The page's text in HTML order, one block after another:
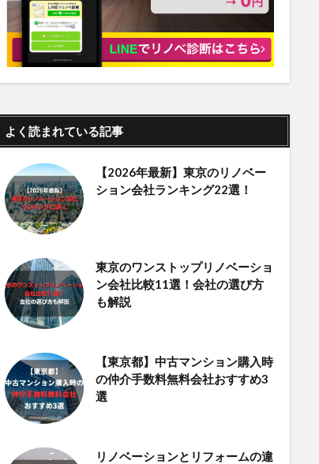
よく読まれている記事
【2026年最新】東京のリノベー
ション会社ランキング22選！
東京のワンストップリノベーショ
ン会社比較11選！会社の選び方
も解説
【東京都】中古マンション購入時
の仲介手数料無料会社おすすめ3
選
リノベーションとリフォームの違